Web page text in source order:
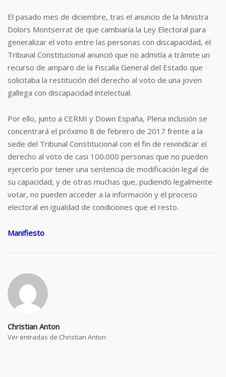
El pasado mes de diciembre, tras el anuncio de la Ministra
Dolors Montserrat de que cambiaría la Ley Electoral para
generalizar el voto entre las personas con discapacidad, el
Tribunal Constitucional anunció que no admitía a trámite un
recurso de amparo de la Fiscalía General del Estado que
solicitaba la restitución del derecho al voto de una joven
gallega con discapacidad intelectual.
Por ello, junto a CERMI y Down España, Plena inclusión se
concentrará el próximo 8 de febrero de 2017 frente a la
sede del Tribunal Constitucional con el fin de reivindicar el
derecho al voto de casi 100.000 personas que no pueden
ejercerlo por tener una sentencia de modificación legal de
su capacidad, y de otras muchas que, pudiendo legalmente
votar, no pueden acceder a la información y el proceso
electoral en igualdad de condiciones que el resto.
Manifiesto
Christian Anton
Ver entradas de Christian Anton